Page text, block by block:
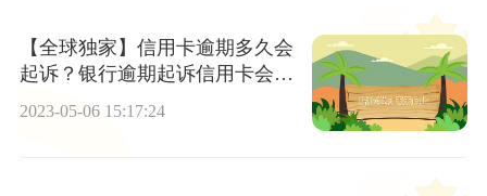
【全球独家】信用卡逾期多久会
起诉？银行逾期起诉信用卡会影
2023-05-06 15:17:24